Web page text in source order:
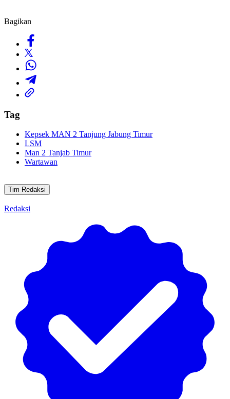
Bagikan
Tag
Kepsek MAN 2 Tanjung Jabung Timur
LSM
Man 2 Tanjab Timur
Wartawan
Tim Redaksi
Redaksi